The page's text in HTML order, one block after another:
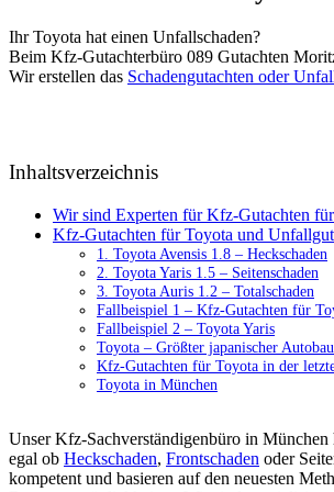
Ihr Toyota hat einen Unfallschaden?
Beim Kfz-Gutachterbüro 089 Gutachten
Wir erstellen das Schadengutachten oder
Inhaltsverzeichnis
Wir sind Experten für Kfz-Gutachten
Kfz-Gutachten für Toyota und
1. Toyota Avensis 1.8 – Heckschaden
2. Toyota Yaris 1.5 – Seitenschaden
3. Toyota Auris 1.2 – Totalschaden
Fallbeispiel 1 – Kfz-Gutachten für
Fallbeispiel 2 – Toyota Yaris
Toyota – Größter japanischer
Kfz-Gutachten für Toyota in der
Toyota in München
Unser Kfz-Sachverständigenbüro in
egal ob Heckschaden, Frontschaden oder
kompetent und basieren auf den neuesten